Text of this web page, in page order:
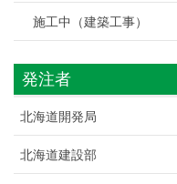
施工中（建築工事）
発注者
北海道開発局
北海道建設部